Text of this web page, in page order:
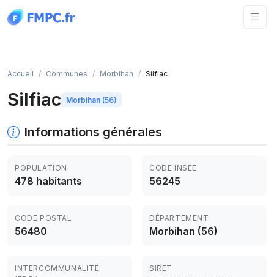
Accueil Communes Morbihan Silfiac
Silfiac Morbihan (56)
Informations générales
POPULATION
478 habitants
CODE INSEE
56245
CODE POSTAL
56480
DÉPARTEMENT
Morbihan (56)
INTERCOMMUNALITÉ
SIRET
Panneau de gestion des cookies